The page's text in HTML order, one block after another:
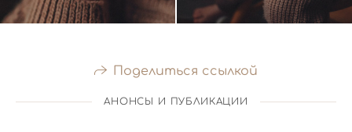
Поделиться ссылкой
АНОНСЫ И ПУБЛИКАЦИИ